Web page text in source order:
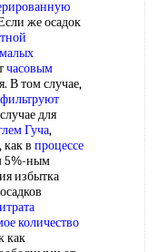
же осадок
часовым
В том случае,
фильтруют
для
Гуча,
в процессе
5%-ным
избытка
количество
как